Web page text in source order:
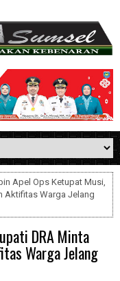
Apel Ops Ketupat Musi,
Aktifitas Warga Jelang
DRA Minta
Warga Jelang